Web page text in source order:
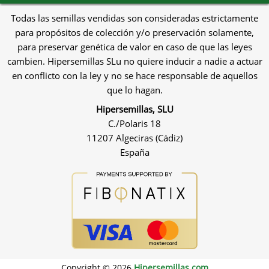
Todas las semillas vendidas son consideradas estrictamente
para propósitos de colección y/o preservación solamente,
para preservar genética de valor en caso de que las leyes
cambien. Hipersemillas SLu no quiere inducir a nadie a actuar
en conflicto con la ley y no se hace responsable de aquellos
que lo hagan.
Hipersemillas, SLU
C./Polaris 18
11207 Algeciras (Cádiz)
España